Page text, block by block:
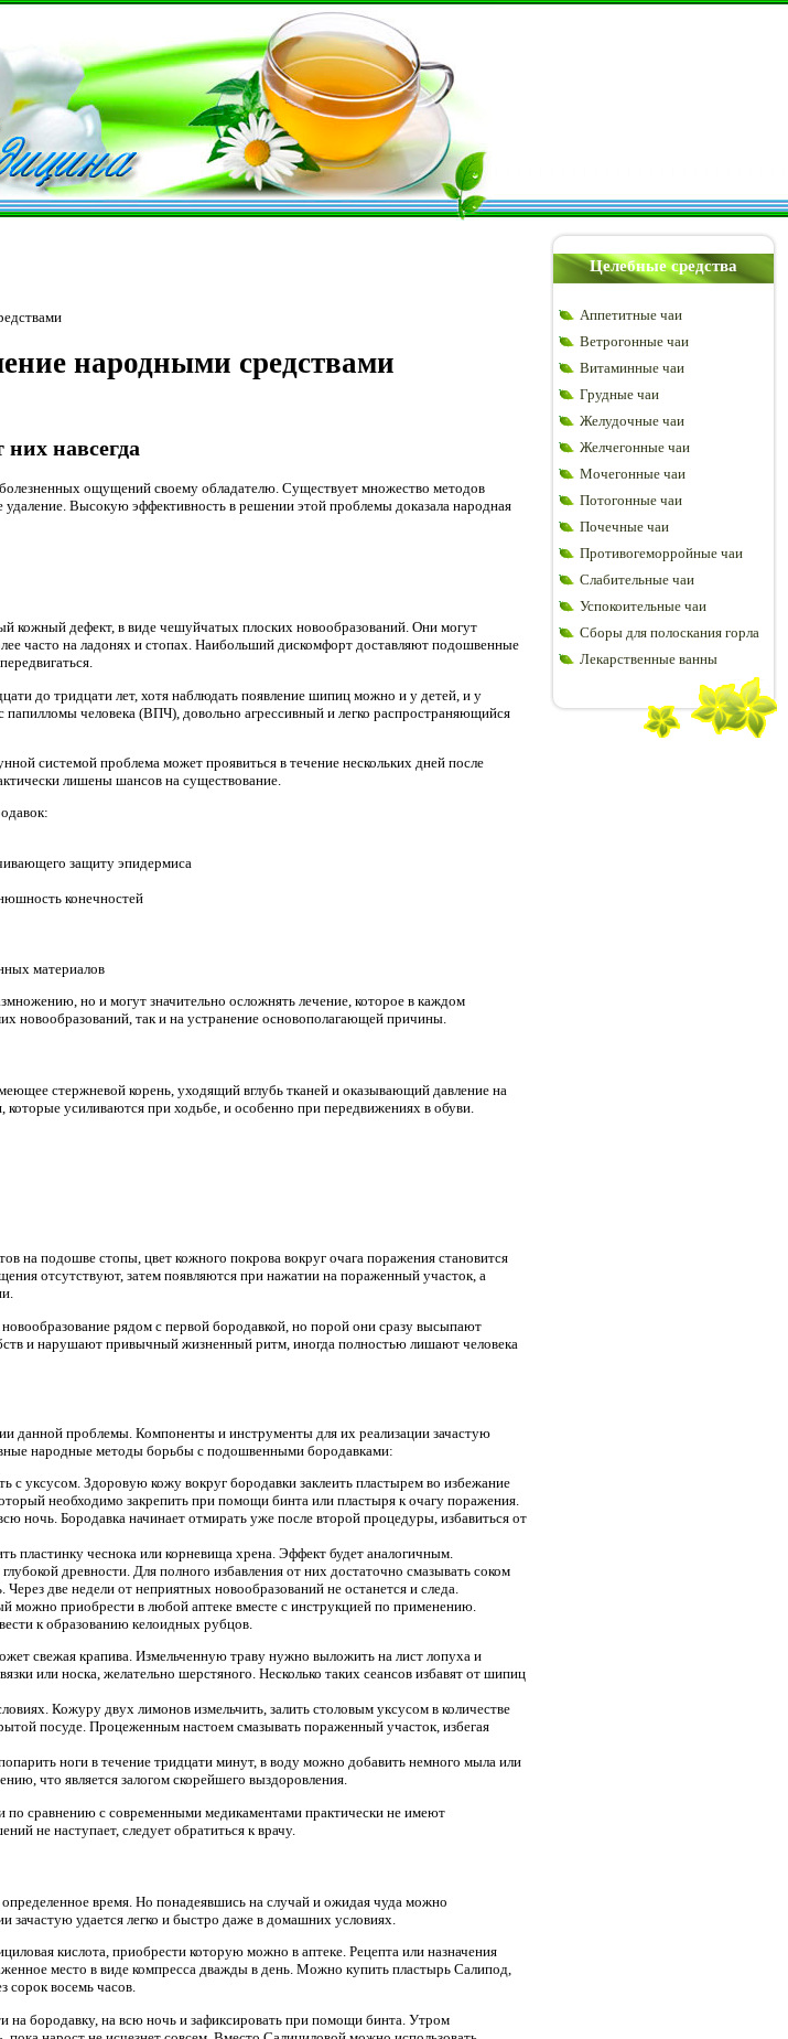
народными средствами
навсегда
ощущений своему обладателю. Существует множество методов
Высокую эффективность в решении этой проблемы доказала народная
кожный дефект, в виде чешуйчатых плоских новообразований. Они могут
часто на ладонях и стопах. Наибольший дискомфорт доставляют подошвенные
до тридцати лет, хотя наблюдать появление шипиц можно и у детей, и у
человека (ВПЧ), довольно агрессивный и легко распространяющийся
системой проблема может проявиться в течение нескольких дней после
лишены шансов на существование.
защиту эпидермиса
конечностей
материалов
но и могут значительно осложнять лечение, которое в каждом
новообразований, так и на устранение основополагающей причины.
стержневой корень, уходящий вглубь тканей и оказывающий давление на
усиливаются при ходьбе, и особенно при передвижениях в обуви.
на подошве стопы, цвет кожного покрова вокруг очага поражения становится
отсутствуют, затем появляются при нажатии на пораженный участок, а
рядом с первой бородавкой, но порой они сразу высыпают
и нарушают привычный жизненный ритм, иногда полностью лишают человека
данной проблемы. Компоненты и инструменты для их реализации зачастую
народные методы борьбы с подошвенными бородавками:
уксусом. Здоровую кожу вокруг бородавки заклеить пластырем во избежание
необходимо закрепить при помощи бинта или пластыря к очагу поражения.
ночь. Бородавка начинает отмирать уже после второй процедуры, избавиться от
пластинку чеснока или корневища хрена. Эффект будет аналогичным.
древности. Для полного избавления от них достаточно смазывать соком
две недели от неприятных новообразований не останется и следа.
можно приобрести в любой аптеке вместе с инструкцией по применению.
к образованию келоидных рубцов.
свежая крапива. Измельченную траву нужно выложить на лист лопуха и
или носка, желательно шерстяного. Несколько таких сеансов избавят от шипиц
Кожуру двух лимонов измельчить, залить столовым уксусом в количестве
посуде. Процеженным настоем смазывать пораженный участок, избегая
ноги в течение тридцати минут, в воду можно добавить немного мыла или
что является залогом скорейшего выздоровления.
сравнению с современными медикаментами практически не имеют
не наступает, следует обратиться к врачу.
время. Но понадеявшись на случай и ожидая чуда можно
зачастую удается легко и быстро даже в домашних условиях.
кислота, приобрести которую можно в аптеке. Рецепта или назначения
место в виде компресса дважды в день. Можно купить пластырь Салипод,
сорок восемь часов.
на бородавку, на всю ночь и зафиксировать при помощи бинта. Утром
Целебные средства
Аппетитные чаи
Ветрогонные чаи
Витаминные чаи
Грудные чаи
Желудочные чаи
Желчегонные чаи
Мочегонные чаи
Потогонные чаи
Почечные чаи
Противогеморройные чаи
Слабительные чаи
Успокоительные чаи
Сборы для полоскания горла
Лекарственные ванны